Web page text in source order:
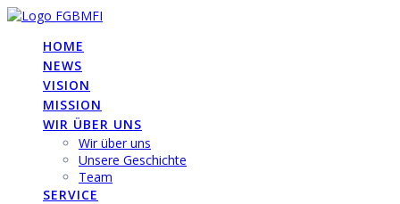
Skip
contentHOME
NEWS
VISION
MISSION
WIR ÜBER UNS
Wir über uns
Unsere Geschichte
Team
SERVICE